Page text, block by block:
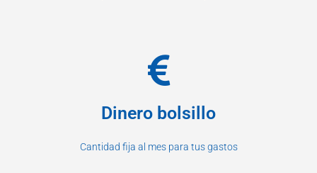
Dinero bolsillo
Cantidad fija al mes para tus gastos